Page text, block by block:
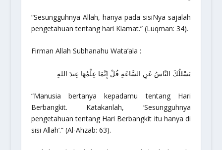
“Sesungguhnya Allah, hanya pada sisiNya sajalah
pengetahuan tentang hari Kiamat.”(Luqman: 34).
Firman Allah Subhanahu Wata’ala :
يَسْئَلُكَ النَّاسُ عَنِ السَّاعَةِ قُلْ إِنَّمَا عِلْمُهَا عِندَ اللهِ
“Manusia bertanya kepadamu tentang Hari
Berbangkit. Katakanlah, ‘Sesungguhnya
pengetahuan tentang Hari Berbangkit itu hanya di
sisi Allah’.”(Al-Ahzab: 63).